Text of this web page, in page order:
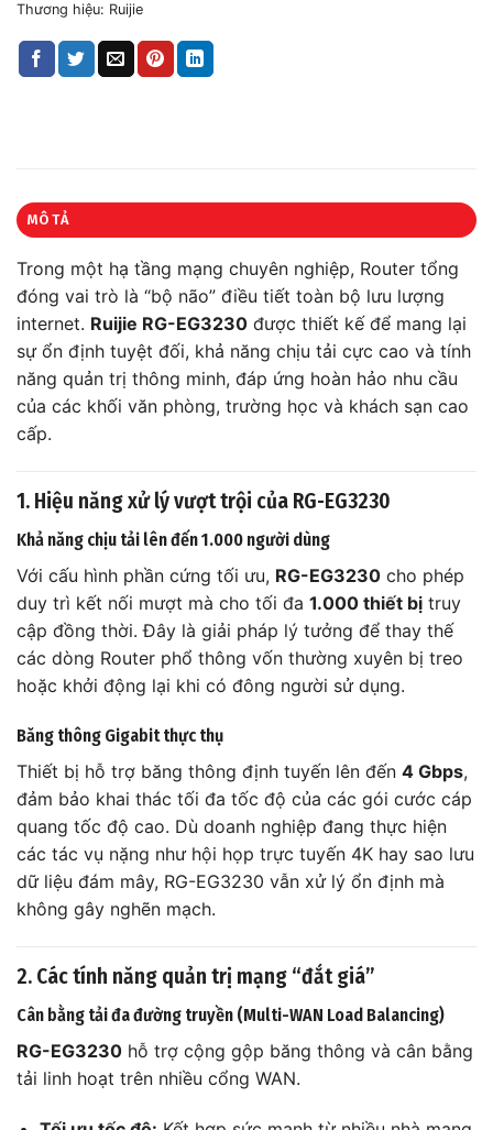
Thương hiệu: Ruijie
MÔ TẢ
Trong một hạ tầng mạng chuyên nghiệp, Router tổng
đóng vai trò là “bộ não” điều tiết toàn bộ lưu lượng
internet. Ruijie RG-EG3230 được thiết kế để mang lại
sự ổn định tuyệt đối, khả năng chịu tải cực cao và tính
năng quản trị thông minh, đáp ứng hoàn hảo nhu cầu
của các khối văn phòng, trường học và khách sạn cao
cấp.
1. Hiệu năng xử lý vượt trội của RG-EG3230
Khả năng chịu tải lên đến 1.000 người dùng
Với cấu hình phần cứng tối ưu, RG-EG3230 cho phép
duy trì kết nối mượt mà cho tối đa 1.000 thiết bị truy
cập đồng thời. Đây là giải pháp lý tưởng để thay thế
các dòng Router phổ thông vốn thường xuyên bị treo
hoặc khởi động lại khi có đông người sử dụng.
Băng thông Gigabit thực thụ
Thiết bị hỗ trợ băng thông định tuyến lên đến 4 Gbps,
đảm bảo khai thác tối đa tốc độ của các gói cước cáp
quang tốc độ cao. Dù doanh nghiệp đang thực hiện
các tác vụ nặng như hội họp trực tuyến 4K hay sao lưu
dữ liệu đám mây, RG-EG3230 vẫn xử lý ổn định mà
không gây nghẽn mạch.
2. Các tính năng quản trị mạng “đắt giá”
Cân bằng tải đa đường truyền (Multi-WAN Load Balancing)
RG-EG3230 hỗ trợ cộng gộp băng thông và cân bằng
tải linh hoạt trên nhiều cổng WAN.